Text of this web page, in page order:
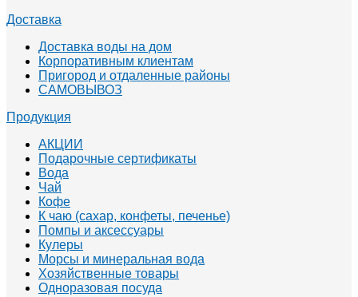
Доставка
Доставка воды на дом
Корпоративным клиентам
Пригород и отдаленные районы
САМОВЫВОЗ
Продукция
АКЦИИ
Подарочные сертификаты
Вода
Чай
Кофе
К чаю (сахар, конфеты, печенье)
Помпы и аксессуары
Кулеры
Морсы и минеральная вода
Хозяйственные товары
Одноразовая посуда